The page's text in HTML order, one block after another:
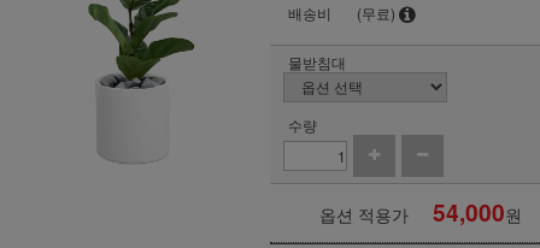
배송비
(무료)
물받침대
수량
옵션 적용가 54,000원